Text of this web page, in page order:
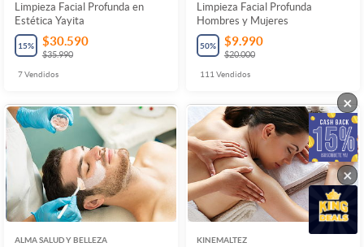
Limpieza Facial Profunda en
Estética Yayita
15% $30.590
$35.990
7Vendidos
Limpieza Facial Profunda
Hombres y Mujeres
50% $9.990
$20.000
111 Vendidos
ALMA SALUD Y BELLEZA KINEMALTEZ
×
×